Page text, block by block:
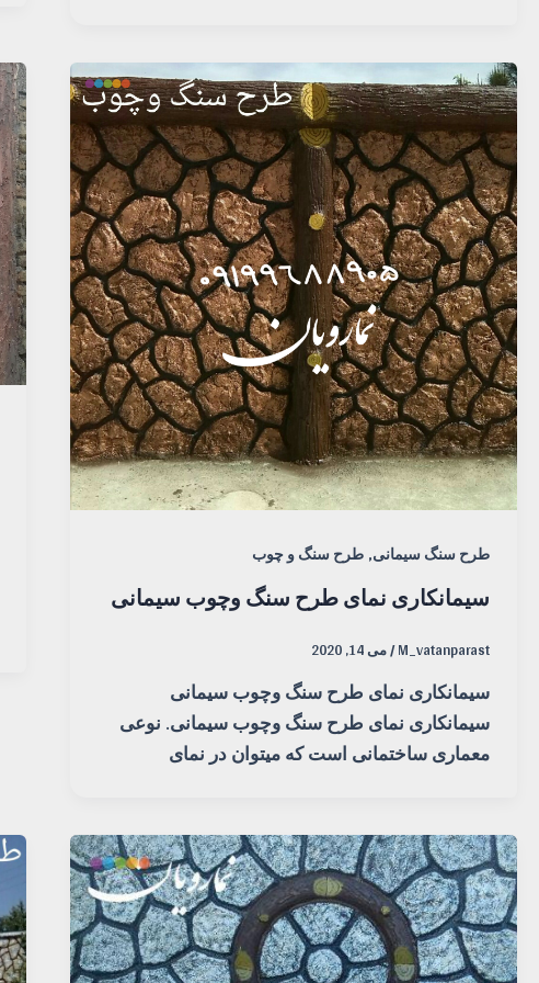
طرح سنگ سیمانی,طرح سنگ و چوب
سیمانکاری نمای طرح سنگ وچوب سیمانی
M_vatanparast
/می 14, 2020
سیمانکاری نمای طرح سنگ وچوب سیمانی
سیمانکاری نمای طرح سنگ وچوب سیمانی. نوعی
معماری ساختمانی است که میتوان در نمای